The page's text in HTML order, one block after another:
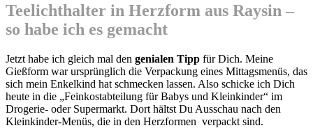
Teelichthalter in Herzform aus Raysin –
so habe ich es gemacht
Jetzt habe ich gleich mal den genialen Tipp für Dich. Meine
Gießform war ursprünglich die Verpackung eines Mittagsmenüs, das
sich mein Enkelkind hat schmecken lassen. Also schicke ich Dich
heute in die „Feinkostabteilung für Babys und Kleinkinder“ im
Drogerie- oder Supermarkt. Dort hältst Du Ausschau nach den
Kleinkinder-Menüs, die in den Herzformen verpackt sind.